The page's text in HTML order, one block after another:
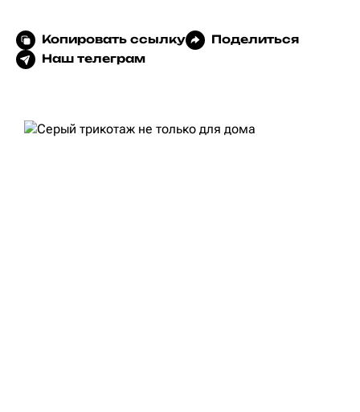
Копировать ссылку
Поделиться
Наш телеграм